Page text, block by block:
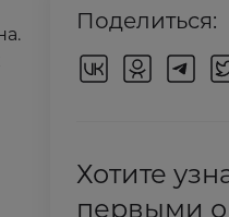
Поделиться:
Хотите
первыми о